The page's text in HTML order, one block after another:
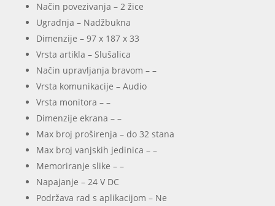
Način povezivanja – 2 žice
Ugradnja – Nadžbukna
Dimenzije – 97 x 187 x 33
Vrsta artikla – Slušalica
Način upravljanja bravom – –
Vrsta komunikacije – Audio
Vrsta monitora – –
Dimenzije ekrana – –
Max broj proširenja – do 32 stana
Max broj vanjskih jedinica – –
Memoriranje slike – –
Napajanje – 24 V DC
Podržava rad s aplikacijom – Ne